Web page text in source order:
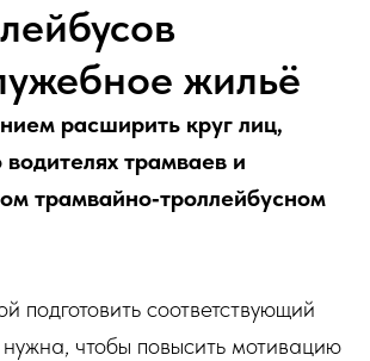
жильё
расширить круг лиц,
трамваев и
трамвайно‑троллейбусном
подготовить соответствующий
чтобы повысить мотивацию